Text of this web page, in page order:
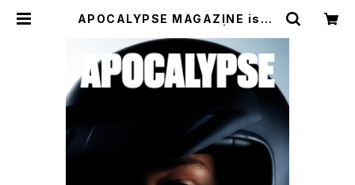
APOCALYPSE MAGAZINE issu
TRASH